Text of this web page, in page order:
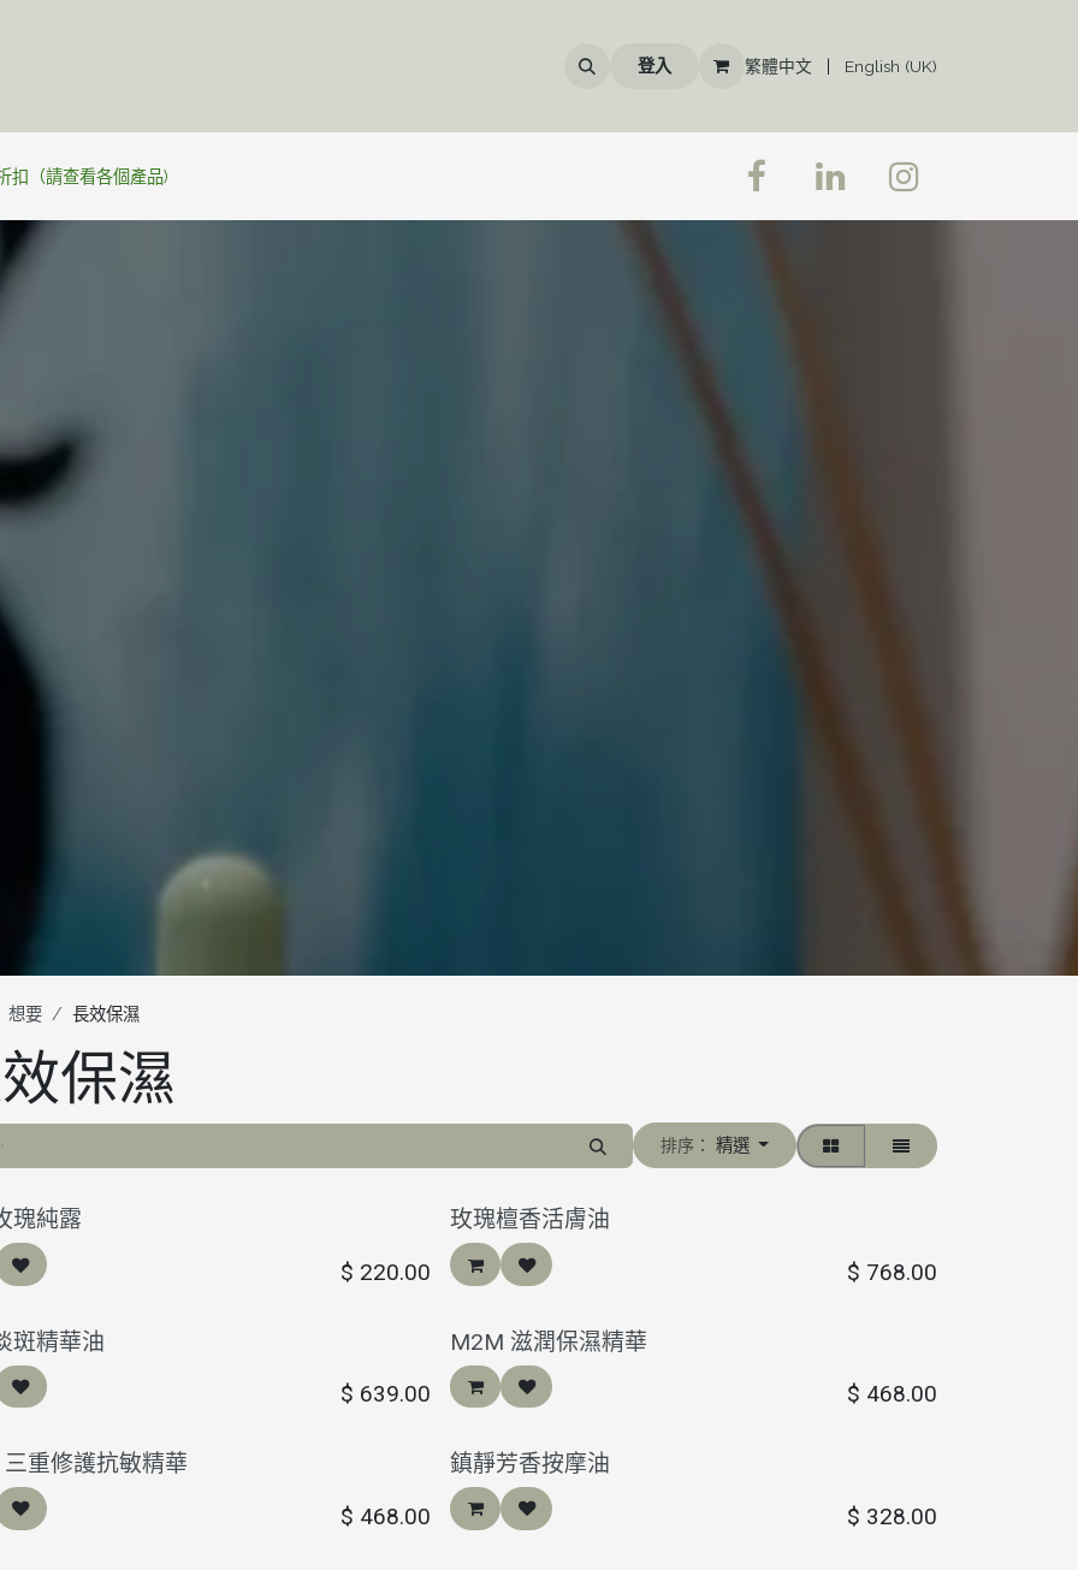
登入 繁體中文 English (UK)
扣（請查看各個產品)
想要 長效保濕
保濕
排序： 精選
瑰純露
$ 220.00
玫瑰檀香活膚油
$ 768.00
斑精華油
$ 639.00
M2M 滋潤保濕精華
$ 468.00
重修護抗敏精華
$ 468.00
鎮靜芳香按摩油
$ 328.00